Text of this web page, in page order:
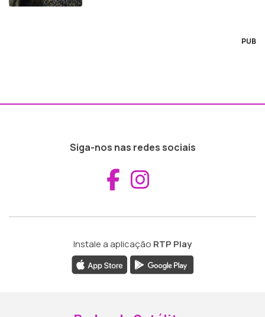
PUB
Siga-nos nas redes sociais
Aceder ao
Instale a aplicação RTP Play